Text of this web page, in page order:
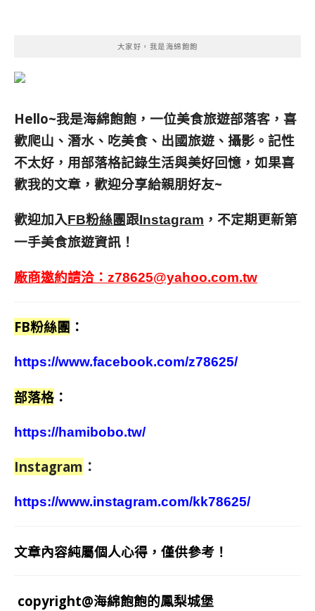
大家好，我是海綿飽飽
Hello~我是海綿飽飽，一位美食旅遊部落客， 喜
歡爬山、潛水、吃美食、出國旅遊、攝影。 記性
不太好，用部落格記錄生活與美好回憶， 如果喜
歡我的文章，歡迎分享給親朋好友~
歡迎加入FB粉絲團跟Instagram ，不定期更新第
一手美食旅遊資訊！
廠商邀約請洽： z78625@yahoo.com.tw
FB粉絲團 ：
https://www.facebook.com/z78625/
部落格 ：
https://hamibobo.tw/
Instagram ：
https://www.instagram.com/kk78625/
文章內容純屬個人心得，僅供參考！
copyright@海綿飽飽的鳳梨城堡